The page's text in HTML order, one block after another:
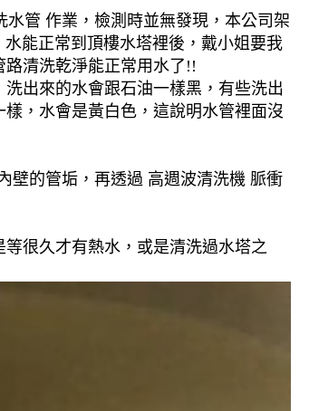
管 作業，檢測時並無發現，本公司架
能正常到頂樓水塔裡後，戴小姐要我
清洗乾淨能正常用水了!!
出來的水會跟石油一樣黑，有些洗出
，水會是黃白色，這說明水管裡面沒
壁的管垢，再透過 高週波清洗機 脈衝
很久才有熱水，或是清洗過水塔之